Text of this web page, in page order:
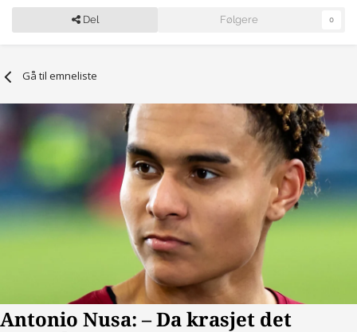
Del Følgere 0
Gå til emneliste